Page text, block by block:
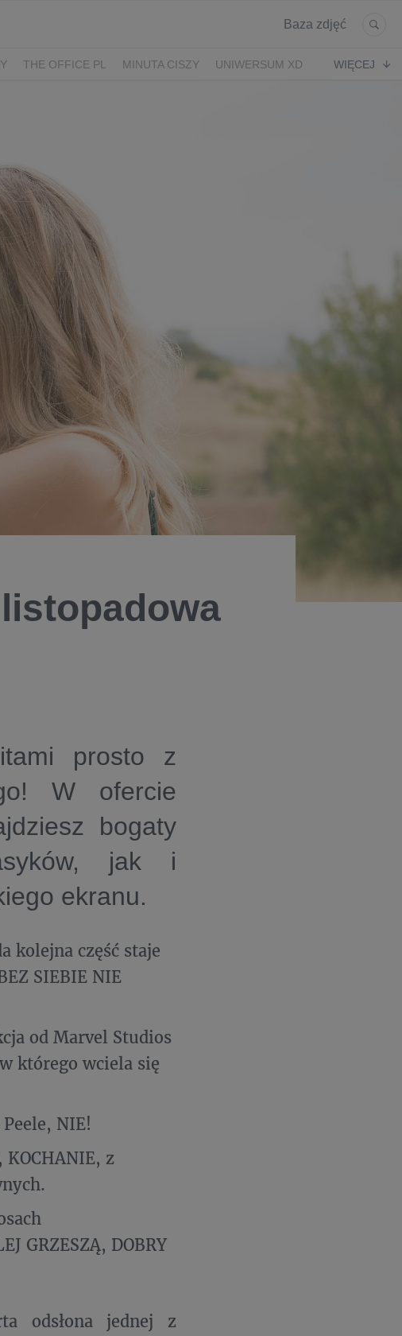
Baza zdjęć
THE OFFICE PL MINUTA CISZY
UNIWERSUM XD
WIĘCEJ
listopadowa
prosto z
W ofercie
bogaty
jak i
ekranu.
kolejna część staje
SIEBIE NIE
od Marvel Studios
którego wciela się
NIE!
z
GRZESZĄ, DOBRY
odsłona jednej z